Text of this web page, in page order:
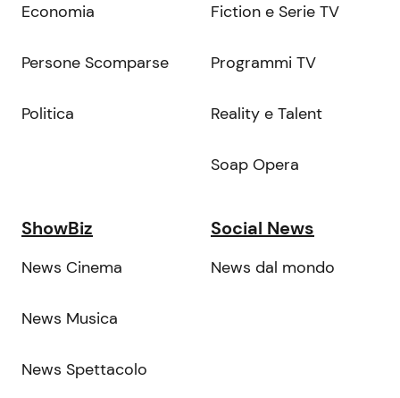
Economia
Persone Scomparse
Politica
Fiction e Serie TV
Programmi TV
Reality e Talent
Soap Opera
ShowBiz
News Cinema
News Musica
News Spettacolo
Social News
News dal mondo